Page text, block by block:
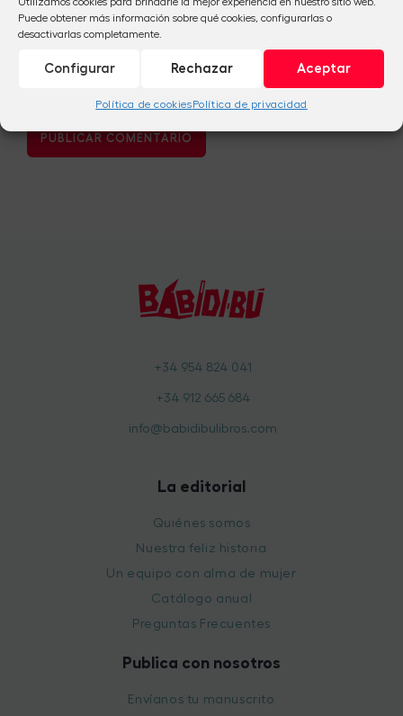
Puede obtener más información sobre qué cookies, configurarlas o
desactivarlas completamente.
Aceptar
Rechazar
Configurar
Política de cookiesPolítica de privacidad
+34 954 824 041
+34 912 665 684
info@babidibulibros.com
La editorial
Quiénes somos
Nuestra feliz historia
Un equipo con alma de mujer
Catálogo anual
Preguntas Frecuentes
Publica con nosotros
Envíanos tu manuscrito